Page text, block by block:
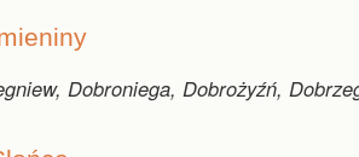
Dobroniega, Dobrożyźń,